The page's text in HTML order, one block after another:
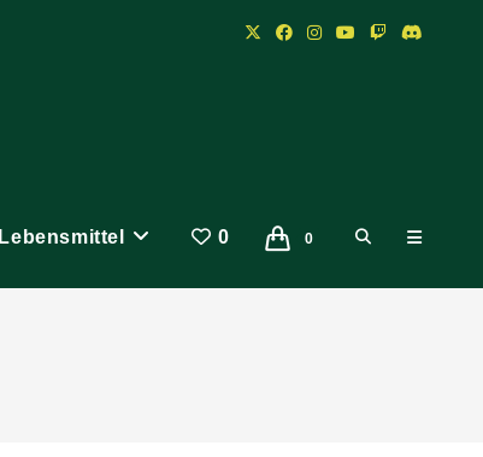
Lebensmittel 0 0 Website-